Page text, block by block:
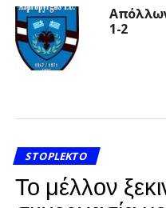
1-2
STOPLEKTO
Το μέλλον